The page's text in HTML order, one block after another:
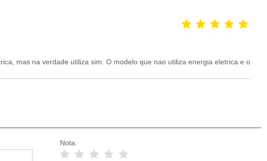
mas na verdade utiliza sim. O modelo que nao utiliza energia eletrica e o
Nota: